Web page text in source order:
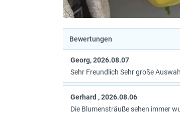
Bewertungen
Georg, 2026.08.07
Sehr Freundlich Sehr große
Gerhard , 2026.08.06
Die Blumensträuße sehen immer